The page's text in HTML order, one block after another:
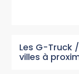
Les G-Truck
villes à